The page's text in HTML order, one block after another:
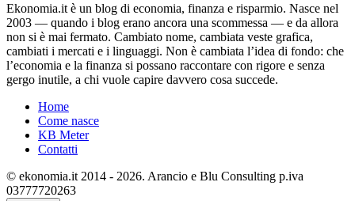
Ekonomia.it è un blog di economia, finanza e risparmio. Nasce nel
2003 — quando i blog erano ancora una scommessa — e da allora
non si è mai fermato. Cambiato nome, cambiata veste grafica,
cambiati i mercati e i linguaggi. Non è cambiata l’idea di fondo: che
l’economia e la finanza si possano raccontare con rigore e senza
gergo inutile, a chi vuole capire davvero cosa succede.
Home
Come nasce
KB Meter
Contatti
© ekonomia.it 2014 - 2026. Arancio e Blu Consulting p.iva
03777720263